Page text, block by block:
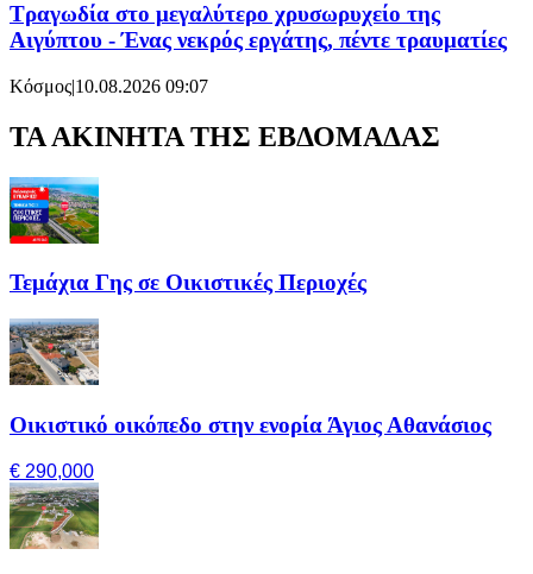
Τραγωδία στο μεγαλύτερο χρυσωρυχείο της
Αιγύπτου - Ένας νεκρός εργάτης, πέντε τραυματίες
Κόσμος|10.08.2026 09:07
ΤΑ ΑΚΙΝΗΤΑ ΤΗΣ ΕΒΔΟΜΑΔΑΣ
Τεμάχια Γης σε Οικιστικές Περιοχές
Οικιστικό οικόπεδο στην ενορία Άγιος Αθανάσιος
€ 290,000